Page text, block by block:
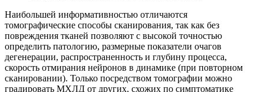
Наибольшей информативностью отличаются
томографические способы сканирования, так как без
повреждения тканей позволяют с высокой точностью
определить патологию, размерные показатели очагов
дегенерации, распространенность и глубину процесса,
скорость отмирания нейронов в динамике (при повторном
сканировании). Только посредством томографии можно
градировать МХЛД от других, схожих по симптоматике